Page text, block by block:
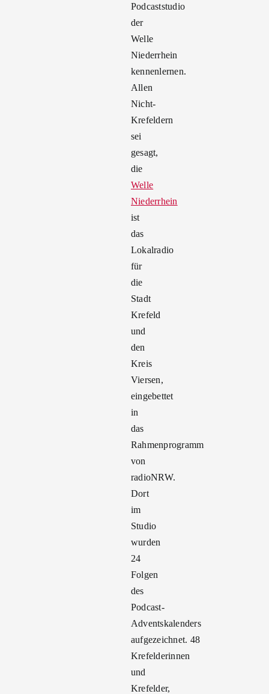
Podcaststudio
der
Welle
Niederrhein
kennenlernen.
Allen
Nicht-
Krefeldern
sei
gesagt,
die
Welle
Niederrhein
ist
das
Lokalradio
für
die
Stadt
Krefeld
und
den
Kreis
Viersen,
eingebettet
in
das
Rahmenprogramm
von
radioNRW.
Dort
im
Studio
wurden
24
Folgen
des
Podcast-
Adventskalenders
aufgezeichnet. 48
Krefelderinnen
und
Krefelder,